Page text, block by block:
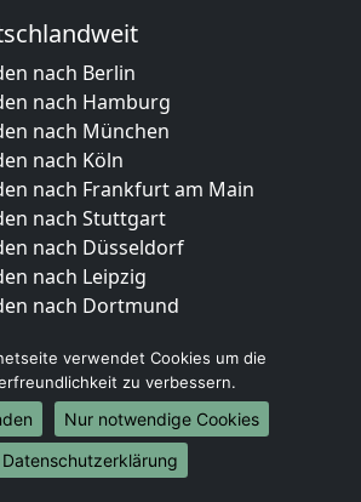
nach Berlin
nach Hamburg
nach München
nach Köln
nach Frankfurt am Main
nach Stuttgart
nach Düsseldorf
nach Leipzig
nach Dortmund
nach Bremen
nach Dresden
nach Hannover
nach Nürnberg
nach Duisburg
verwendet Cookies um die
zu verbessern.
Nur notwendige Cookies
Datenschutzerklärung